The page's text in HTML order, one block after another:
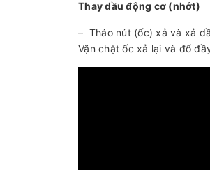
Thay dầu động cơ (nhớt)
– Tháo nút (ốc) xả và xả
Vặn chặt ốc xả lại và đổ